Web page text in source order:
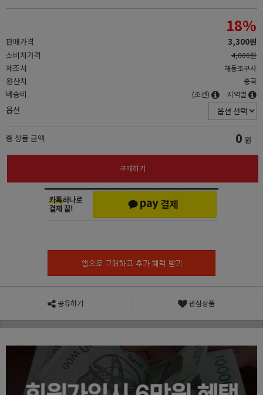
판매가격
18%
3,300원
소비자가격
4,000원
제조사 해동조구사
원산지 중국
배송비 (조건) 지역별
옵션
총 상품 금액 0 원
구매하기
공유하기 관심상품